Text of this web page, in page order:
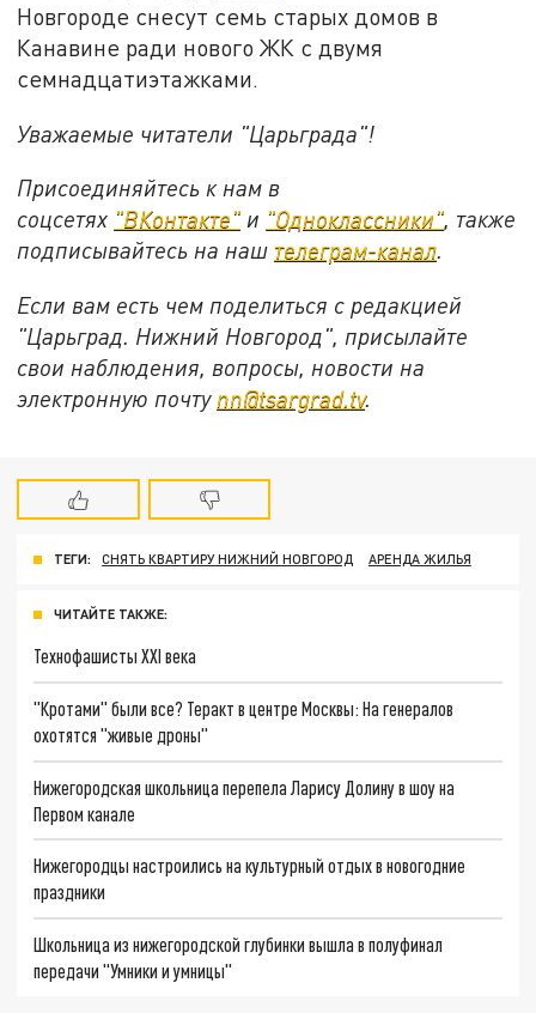
Новгороде снесут семь старых домов в
Канавине ради нового ЖК с двумя
семнадцатиэтажками.
Уважаемые читатели "Царьграда"!
Присоединяйтесь к нам в
соцсетях "ВКонтакте" и "Одноклассники", также
подписывайтесь на наш телеграм-канал.
Если вам есть чем поделиться с редакцией
"Царьград. Нижний Новгород", присылайте
свои наблюдения, вопросы, новости на
электронную почту nn@tsargrad.tv.
ТЕГИ: СНЯТЬ КВАРТИРУ НИЖНИЙ НОВГОРОД АРЕНДА ЖИЛЬЯ
ЧИТАЙТЕ ТАКЖЕ:
Технофашисты XXI века
"Кротами" были все? Теракт в центре Москвы: На генералов
охотятся "живые дроны"
Нижегородская школьница перепела Ларису Долину в шоу на
Первом канале
Нижегородцы настроились на культурный отдых в новогодние
праздники
Школьница из нижегородской глубинки вышла в полуфинал
передачи "Умники и умницы"